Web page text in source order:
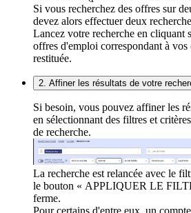
Si vous recherchez des offres sur
devez alors effectuer deux
Lancez votre recherche en cliquant
offres d'emploi correspondant à vos
restituée.
2. Affiner les résultats de votre
Si besoin, vous pouvez affiner les
en sélectionnant des filtres et
de recherche.
La recherche est relancée avec le
le bouton « APPLIQUER LE
ferme.
Pour certains d'entre eux, un